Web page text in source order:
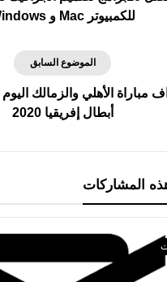
للكمبيوتر Mac و Windows
الموضوع السابق
مباراة الأهلي والزمالك
أبطال إفريقيا 2020
المشاركات